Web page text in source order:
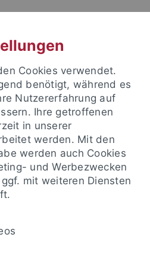
Cookies verwendet.
benötigt, während es
Nutzererfahrung auf
Ihre getroffenen
in unserer
werden. Mit den
werden auch Cookies
und Werbezwecken
mit weiteren Diensten